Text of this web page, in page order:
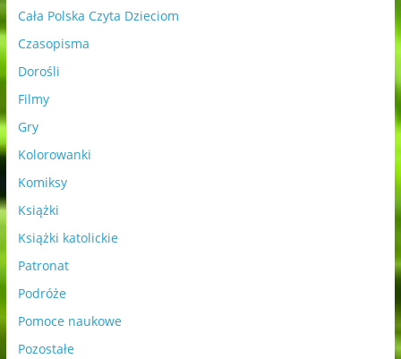
Cała Polska Czyta Dzieciom
Czasopisma
Dorośli
Filmy
Gry
Kolorowanki
Komiksy
Książki
Książki katolickie
Patronat
Podróże
Pomoce naukowe
Pozostałe